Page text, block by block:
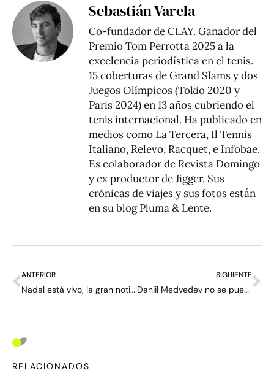
Sebastián Varela
Co-fundador de CLAY. Ganador del
Premio Tom Perrotta 2025 a la
excelencia periodística en el tenis.
15 coberturas de Grand Slams y dos
Juegos Olímpicos (Tokio 2020 y
París 2024) en 13 años cubriendo el
tenis internacional. Ha publicado en
medios como La Tercera, Il Tennis
Italiano, Relevo, Racquet, e Infobae.
Es colaborador de Revista Domingo
y ex productor de Jigger. Sus
crónicas de viajes y sus fotos están
en su blogPluma & Lente.
ANTERIOR
Nadal está vivo, la gran noticia del tenis
SIGUIENTE
Daniil Medvedev no se puede quitar a Rafael Nadal de la cabeza: “Algunas cosas siguen siendo inexplicables” – entrevista en profundidad
RELACIONADOS